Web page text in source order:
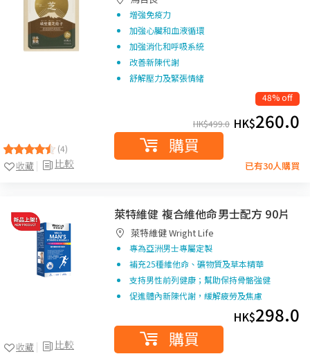
(4)
比較
收藏
增強免疫力
加強心臟和血液循環
加強消化和呼吸系統
改善新陳代謝
舒解壓力及緊張情緒
48% off
HK$499.0 HK$260.0
購買
已有30人購買
比較
收藏
萊特維健 複合維他命男士配方 90片
萊特維健 Wright Life
專為亞洲男士專屬定製
補充25種維他命、礦物質及草本精華
支持男性前列健康；幫助保持骨骼強健
促進體內新陳代謝，緩解疲勞及焦慮
HK$298.0
購買